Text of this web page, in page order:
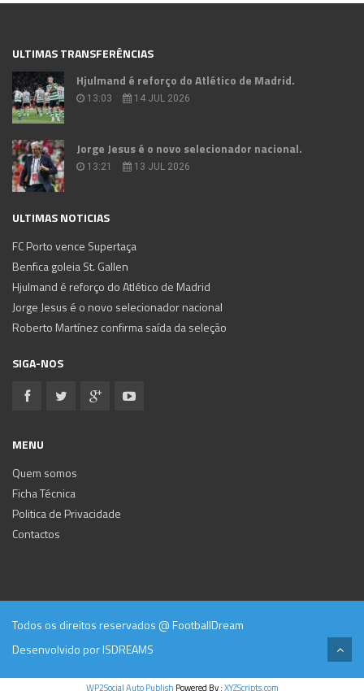
ULTIMAS TRANSFERÊNCIAS
Hjulmand é reforço do Atlético de Madrid.
13:03 14 JUL 2026
Jorge Jesus é o novo selecionador nacional.
13:21 13 JUL 2026
ULTIMAS NOTICIAS
FC Porto vence Supertaça
Benfica goleia St. Gallen
Hjulmand é reforço do Atlético de Madrid
Jorge Jesus é o novo selecionador nacional
Roberto Martínez confirma saída da seleção
SIGA-NOS
MENU
Quem somos
Ficha Técnica
Politica de Privacidade
Contactos
Todos os direitos reservados @ FootballDream
Desenvolvido porISDREAMS
WP2Social Auto Publish Powered By :XYZScripts.com